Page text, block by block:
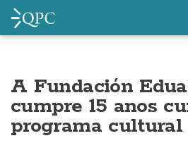
A Fundación
cumpre 15 anos
programa cultural